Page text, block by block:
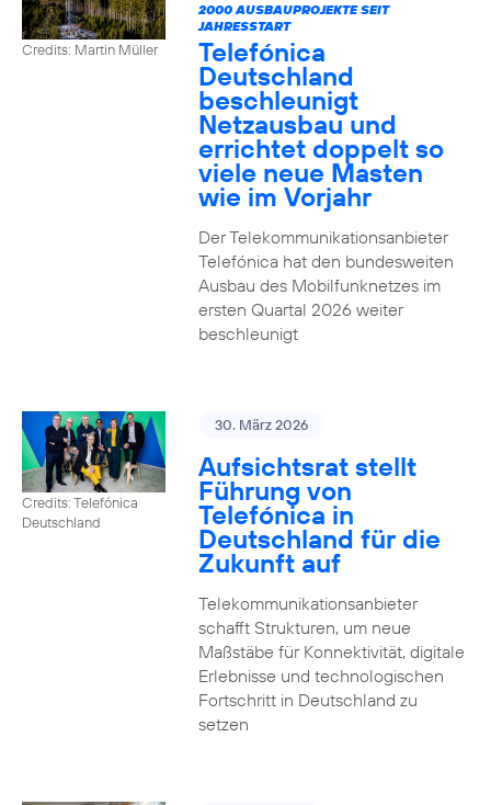
Credits: Martin Müller
2000 AUSBAUPROJEKTE SEIT
JAHRESSTART
Telefónica
Deutschland
beschleunigt
Netzausbau und
errichtet doppelt so
viele neue Masten
wie im Vorjahr
Der Telekommunikationsanbieter
Telefónica hat den bundesweiten
Ausbau des Mobilfunknetzes im
ersten Quartal 2026 weiter
beschleunigt
Credits: Telefónica
Deutschland
30. März 2026
Aufsichtsrat stellt
Führung von
Telefónica in
Deutschland für die
Zukunft auf
Telekommunikationsanbieter
schafft Strukturen, um neue
Maßstäbe für Konnektivität, digitale
Erlebnisse und technologischen
Fortschritt in Deutschland zu
setzen